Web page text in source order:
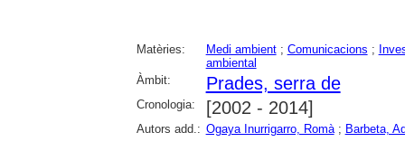
Matèries: Medi ambient; Comunicacions ;
ambiental
Àmbit:
Prades, serra de
Cronologia: [2002 - 2014]
Autors add.: Ogaya Inurrigarro, Romà; Barbeta,